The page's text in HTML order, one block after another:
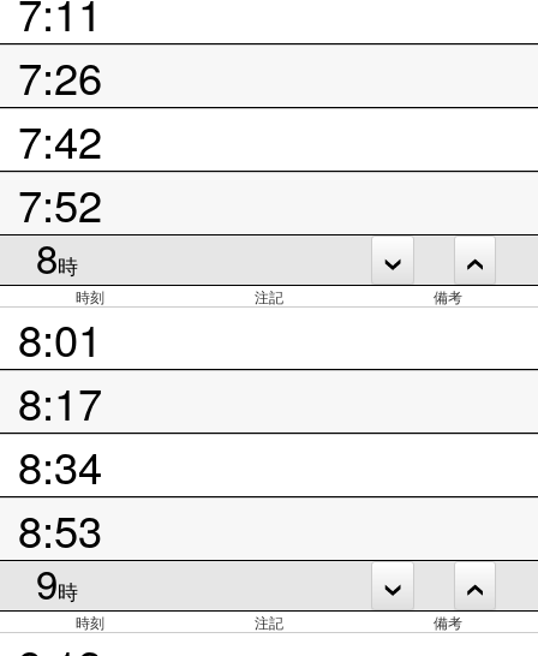
7:26
7:42
7:52
8時
時刻 注記 備考
8:01
8:17
8:34
8:53
9時
時刻 注記 備考